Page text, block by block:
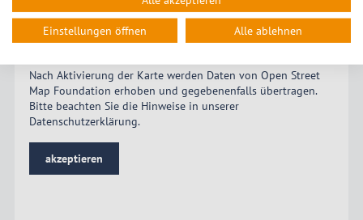
Mit dem Klick auf diesen Hinweistext akzeptieren Sie Cookies
für diesen Dienst.
Nach Aktivierung der Karte werden Daten von Open Street
Map Foundation erhoben und gegebenenfalls übertragen.
Bitte beachten Sie die Hinweise in unserer
Datenschutzerklärung.
akzeptieren
Einstellungen öffnen Alle ablehnen